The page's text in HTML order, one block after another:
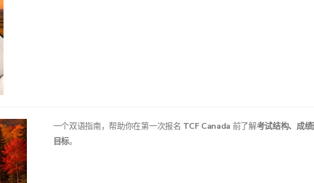
一个双语指南，帮助你在第一次报名 TCF Canada 前了解考试结构、成
目标。